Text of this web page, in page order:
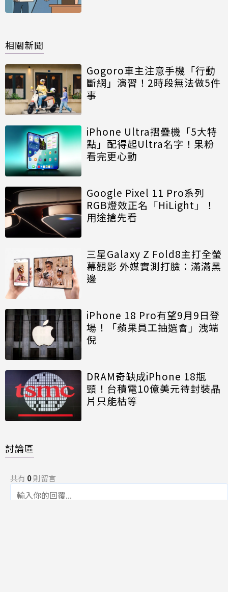
相關新聞
Gogoro車主注意手機「行動
斷網」演習！2時段無法做5件
事
iPhone Ultra摺疊機「5大特
點」配得起Ultra名字！果粉
看完更心動
Google Pixel 11 Pro系列
RGB燈效正名「HiLight」！
用途搶先看
三星Galaxy Z Fold8主打全螢
幕觀影 外媒實測打臉：滿滿黑
邊
iPhone 18 Pro有望9月9日登
場！「蘋果員工抽選會」洩端
倪
DRAM奇缺成iPhone 18瓶
頸！台積電10億美元待封裝晶
片只能枯等
討論區
共有 0則留言